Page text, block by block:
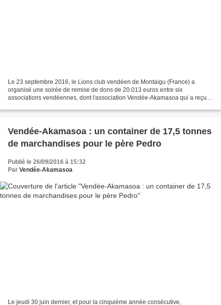
Le 23 septembre 2016, le Lions club vendéen de Montaigu (France) a
organisé une soirée de remise de dons de 20.013 euros entre six
associations vendéennes, dont l'association Vendée-Akamasoa qui a reçu
Vendée-Akamasoa : un container de 17,5 tonnes
de marchandises pour le père Pedro
Publié le 26/09/2016 à 15:32
Par Vendée-Akamasoa
Le jeudi 30 juin dernier, et pour la cinquième année consécutive,